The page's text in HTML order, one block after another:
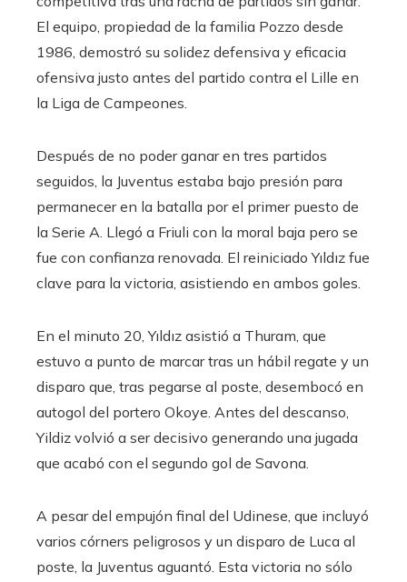
El equipo, propiedad de la familia Pozzo desde
1986, demostró su solidez defensiva y eficacia
ofensiva justo antes del partido contra el Lille en
la Liga de Campeones.
Después de no poder ganar en tres partidos
seguidos, la Juventus estaba bajo presión para
permanecer en la batalla por el primer puesto de
la Serie A. Llegó a Friuli con la moral baja pero se
fue con confianza renovada. El reiniciado Yıldız fue
clave para la victoria, asistiendo en ambos goles.
En el minuto 20, Yıldız asistió a Thuram, que
estuvo a punto de marcar tras un hábil regate y un
disparo que, tras pegarse al poste, desembocó en
autogol del portero Okoye. Antes del descanso,
Yildiz volvió a ser decisivo generando una jugada
que acabó con el segundo gol de Savona.
A pesar del empujón final del Udinese, que incluyó
varios córners peligrosos y un disparo de Luca al
poste, la Juventus aguantó. Esta victoria no sólo